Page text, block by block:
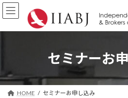
コ
ン
ン
ッ
ナ
ビ
ー
移
セミナーお
HOME セミナーお申し込み